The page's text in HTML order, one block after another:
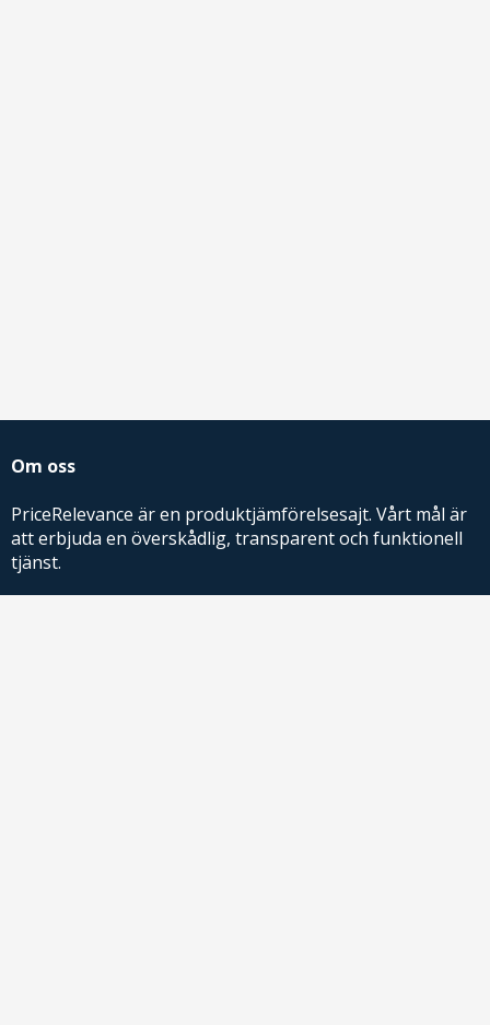
Om oss
PriceRelevance är en produktjämförelsesajt. Vårt mål är
att erbjuda en överskådlig, transparent och funktionell
tjänst.
PriceRelevance ägs och drivs av AdRelevance Sverige AB.